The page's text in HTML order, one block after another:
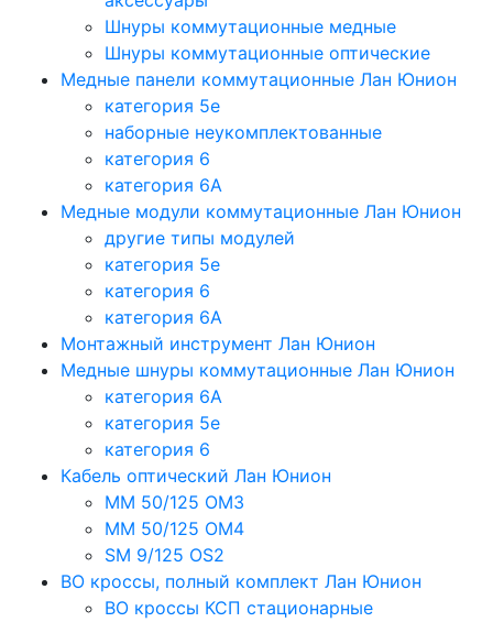
Шнуры коммутационные медные
Шнуры коммутационные оптические
Медные панели коммутационные Лан Юнион
категория 5e
наборные неукомплектованные
категория 6
категория 6A
Медные модули коммутационные Лан Юнион
другие типы модулей
категория 5е
категория 6
категория 6A
Монтажный инструмент Лан Юнион
Медные шнуры коммутационные Лан Юнион
категория 6A
категория 5e
категория 6
Кабель оптический Лан Юнион
MM 50/125 OM3
MM 50/125 OM4
SM 9/125 OS2
ВО кроссы, полный комплект Лан Юнион
ВО кроссы КСП стационарные